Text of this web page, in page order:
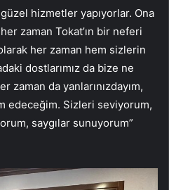
güzel hizmetler yapıyorlar. Ona
zaman Tokat’ın bir neferi
her zaman hem sizlerin
dostlarımız da bize ne
zaman da yanlarınızdayım,
edeceğim. Sizleri seviyorum,
saygılar sunuyorum”